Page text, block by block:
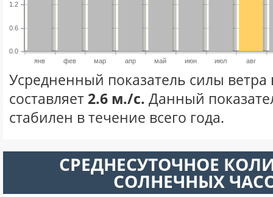
янв фев мар апр май июн июл авг
0.0
0.6
1.2
Усредненный показатель силы ветра
составляет 2.6 м./с. Данный
стабилен в течение всего года.
СРЕДНЕСУТОЧНОЕ
СОЛНЕЧНЫХ